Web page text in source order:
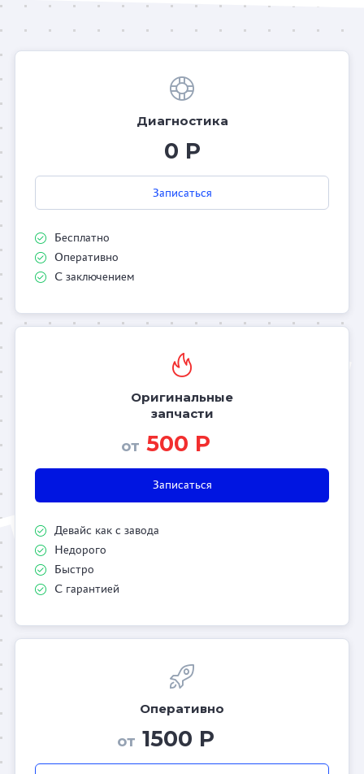
Диагностика
0 Р
Записаться
Бесплатно
Оперативно
С заключением
Оригинальные
запчасти
от 500 Р
Записаться
Девайс как с завода
Недорого
Быстро
С гарантией
Оперативно
от 1500 Р